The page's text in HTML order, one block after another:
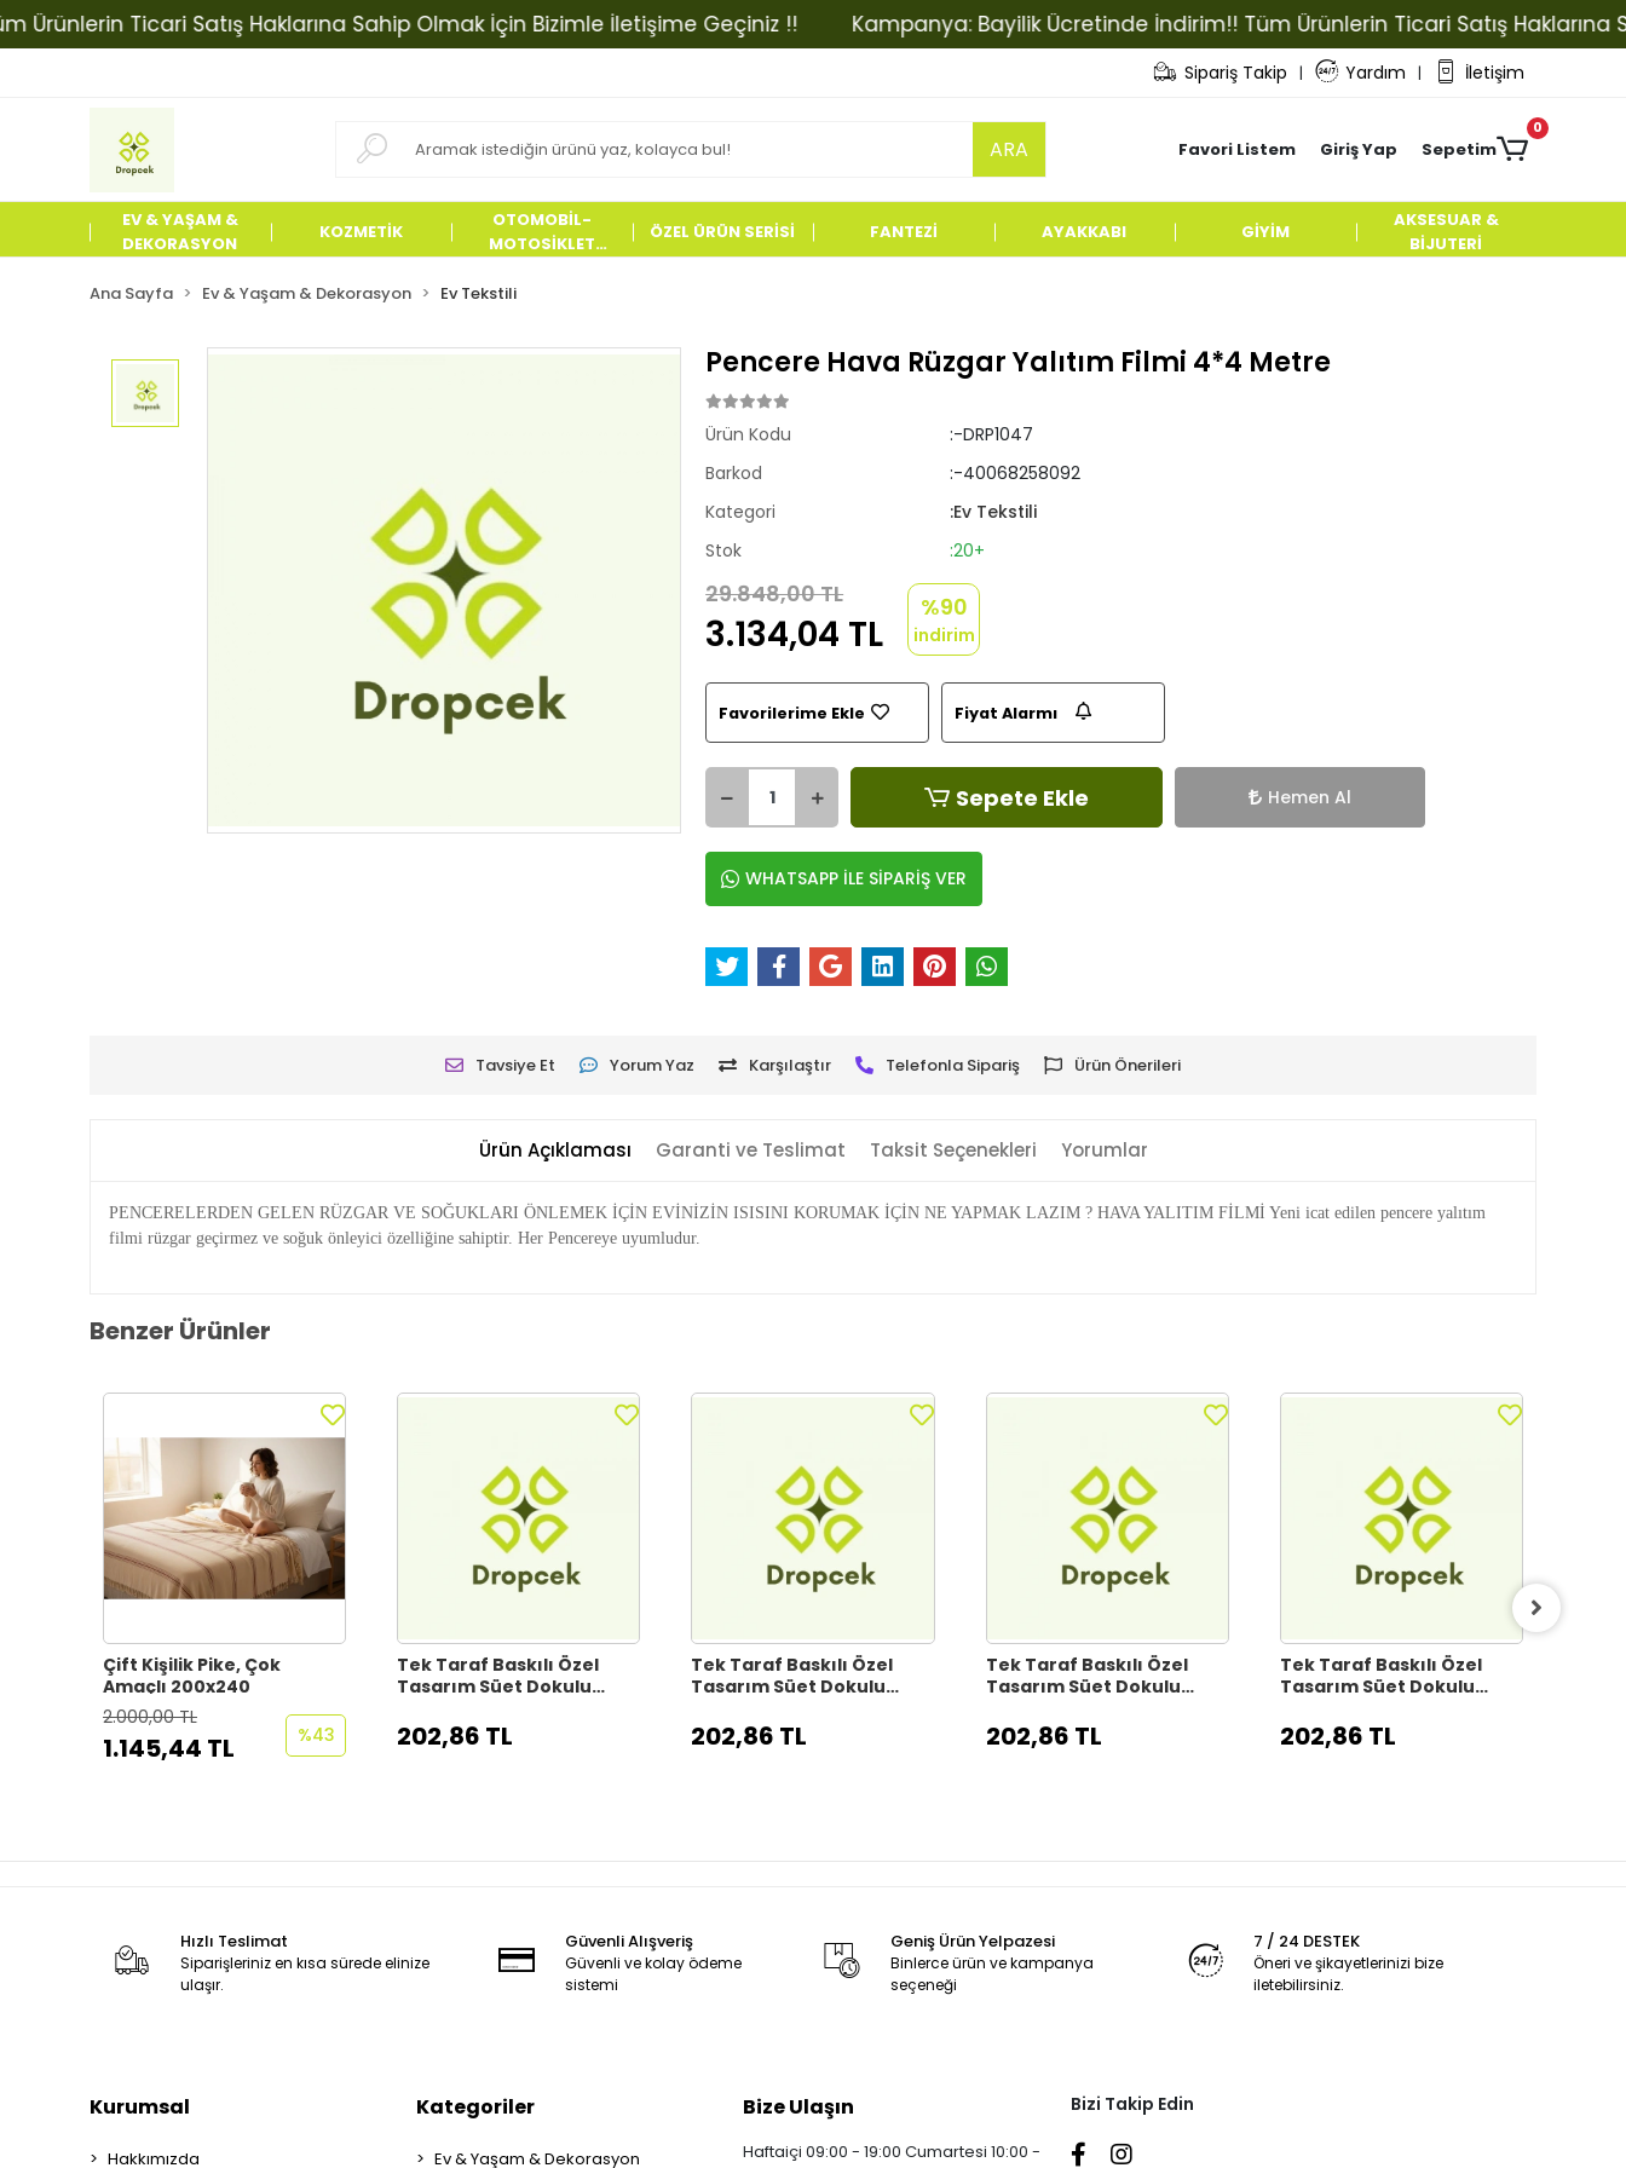
Ticari Satış Haklarına Sahip Olmak İçin Bizimle İletişime Geçiniz !! Kampanya: Bayilik Ücretinde İndirim!! Tüm Ürünlerin Ticari Satış Haklarına
Sipariş Takip | Yardım | İletişim
ARA Favori Listem Giriş Yap Sepetim
0
EV & YAŞAM &
DEKORASYON
KOZMETİK
OTOMOBİL-
MOTOSİKLET
ÖZEL ÜRÜN SERİSİ FANTEZİ AYAKKABI GİYİM
AKSESUAR &
BİJUTERİ
Ana Sayfa Ev & Yaşam & Dekorasyon Ev Tekstili
Pencere Hava Rüzgar Yalıtım Filmi 4*4 Metre
Ürün Kodu
:-DRP1047
Barkod
:-40068258092
Kategori
:Ev Tekstili
Stok
:20+
29.848,00 TL
3.134,04 TL
%90
indirim
Favorilerime Ekle Fiyat Alarmı
Sepete Ekle Hemen Al
WHATSAPP İLE SİPARİŞ VER
Tavsiye Et Yorum Yaz Karşılaştır Telefonla Sipariş Ürün Önerileri
Ürün Açıklaması Garanti ve Teslimat Taksit Seçenekleri Yorumlar
PENCERELERDEN GELEN RÜZGAR VE SOĞUKLARI ÖNLEMEK İÇİN EVİNİZİN ISISINI KORUMAK İÇİN NE YAPMAK LAZIM ? HAVA YALITIM FİLMİ Yeni icat edilen pencere yalıtım
filmi rüzgar geçirmez ve soğuk önleyici özelliğine sahiptir. Her Pencereye uyumludur.
Benzer Ürünler
Çift Kişilik Pike, Çok
Amaçlı 200x240
2.000,00 TL
1.145,44 TL %43
Tek Taraf Baskılı Özel
Tasarım Süet Dokulu
KRL2024-35
202,86 TL
Tek Taraf Baskılı Özel
Tasarım Süet Dokulu
KRL2024-34
202,86 TL
Tek Taraf Baskılı Özel
Tasarım Süet Dokulu
202,86 TL
Tek Taraf Baskılı Özel
Tasarım Süet Dokulu
KRL2024-32
202,86 TL
Hızlı Teslimat
Siparişleriniz en kısa sürede elinize
ulaşır.
Güvenli Alışveriş
Güvenli ve kolay ödeme
sistemi
Geniş Ürün Yelpazesi
Binlerce ürün ve kampanya
seçeneği
7 / 24 DESTEK
Öneri ve şikayetlerinizi bize
iletebilirsiniz.
Kurumsal
Hakkımızda
Kategoriler
Ev & Yaşam & Dekorasyon
Bize Ulaşın
Haftaiçi 09:00 - 19:00 Cumartesi 10:00 -
Bizi Takip Edin